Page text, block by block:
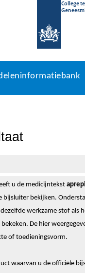
College
u de medicijntekst
bijsluiter bekijken.
werkzame stof als
De hier
of toedieningsvorm.
waarvan u de officiële